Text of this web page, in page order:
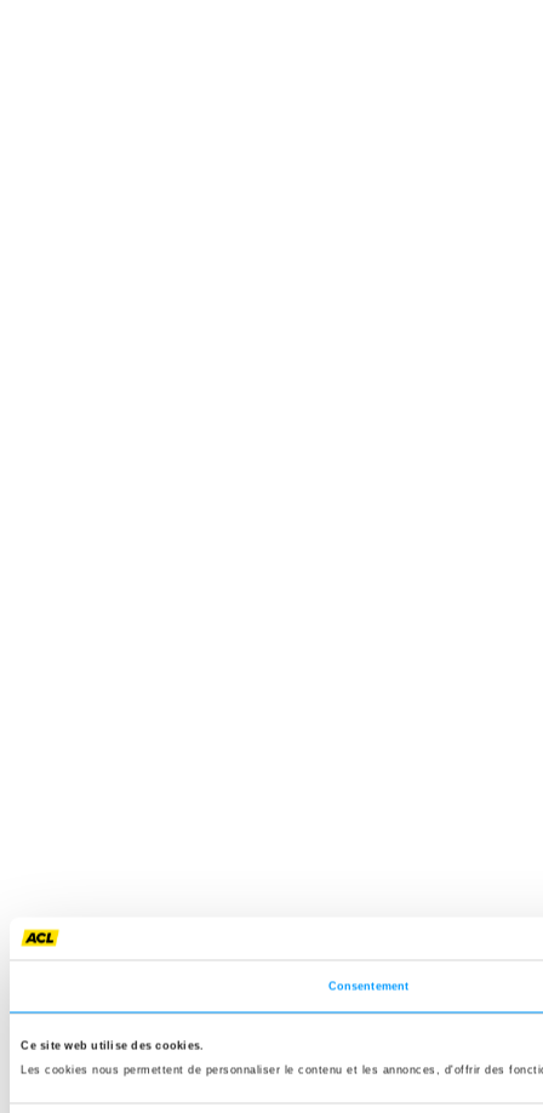
Consentement
Ce site web utilise des cookies.
Les cookies nous permettent de personnaliser le contenu et les annonces, d'offrir des